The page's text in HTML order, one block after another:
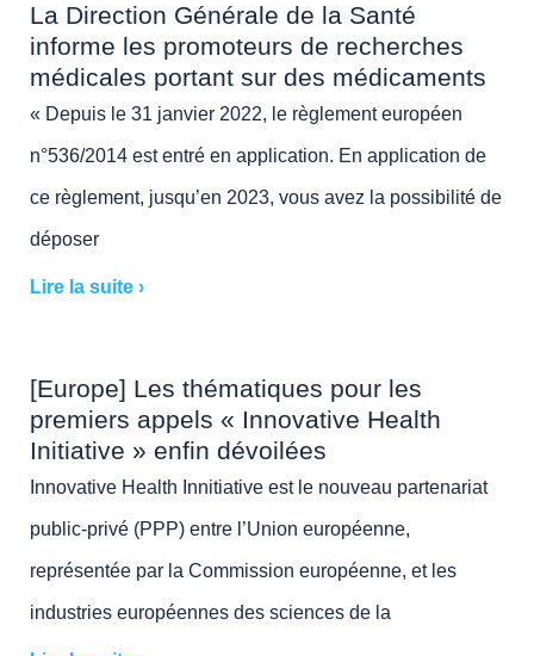
La Direction Générale de la Santé
informe les promoteurs de recherches
médicales portant sur des médicaments
« Depuis le 31 janvier 2022, le règlement européen
n°536/2014 est entré en application. En application de
ce règlement, jusqu’en 2023, vous avez la possibilité de
déposer
Lire la suite ›
[Europe] Les thématiques pour les
premiers appels « Innovative Health
Initiative » enfin dévoilées
Innovative Health Innitiative est le nouveau partenariat
public-privé (PPP) entre l’Union européenne,
représentée par la Commission européenne, et les
industries européennes des sciences de la